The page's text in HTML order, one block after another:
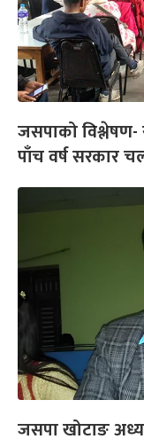
जसपाको
पाँच वर्ष सरकार
जसपा खोटाङ